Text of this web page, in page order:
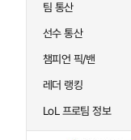
팀 통산
선수 통산
챔피언 픽/밴
레더 랭킹
LoL 프로팀 정보